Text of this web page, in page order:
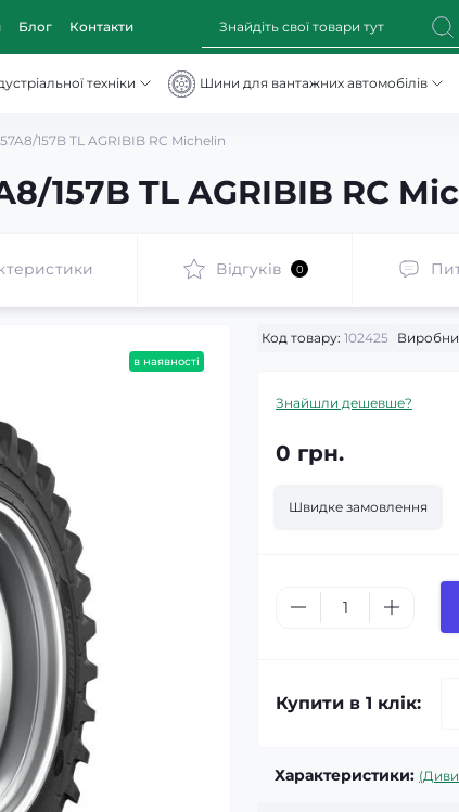
Блог Контакти
техніки
Шини для вантажних автомобілів
157B TL AGRIBIB RC Michelin
157B TL AGRIBIB RC
Відгуків 0
в наявності
Код товару: 102425
Знайшли дешевше?
0 грн.
Швидке замовлення
Купити в 1 клік:
Характеристики: